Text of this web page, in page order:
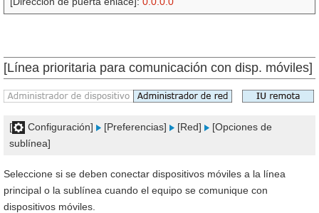
[Línea prioritaria para comunicación con disp. móviles]
[ Configuración] [Preferencias] [Red]
[Opciones de
sublínea]
Seleccione si se deben conectar dispositivos móviles a la línea
principal o la sublínea cuando el equipo se comunique con
dispositivos móviles.